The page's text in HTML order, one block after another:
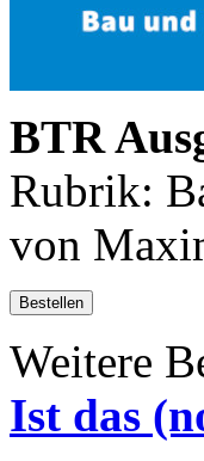
BTR
Rubrik:
von
Bestellen
Weitere
Ist das